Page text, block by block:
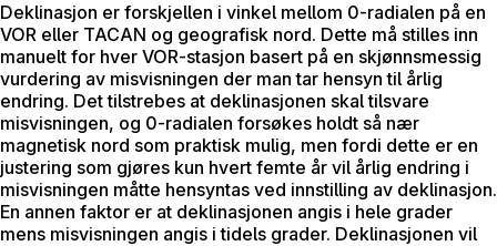
Deklinasjon er forskjellen i vinkel mellom 0-radialen på en
VOR eller TACAN og geografisk nord. Dette må stilles inn
manuelt for hver VOR-stasjon basert på en skjønnsmessig
vurdering av misvisningen der man tar hensyn til årlig
endring. Det tilstrebes at deklinasjonen skal tilsvare
misvisningen, og 0-radialen forsøkes holdt så nær
magnetisk nord som praktisk mulig, men fordi dette er en
justering som gjøres kun hvert femte år vil årlig endring i
misvisningen måtte hensyntas ved innstilling av deklinasjon.
En annen faktor er at deklinasjonen angis i hele grader
mens misvisningen angis i tidels grader. Deklinasjonen vil